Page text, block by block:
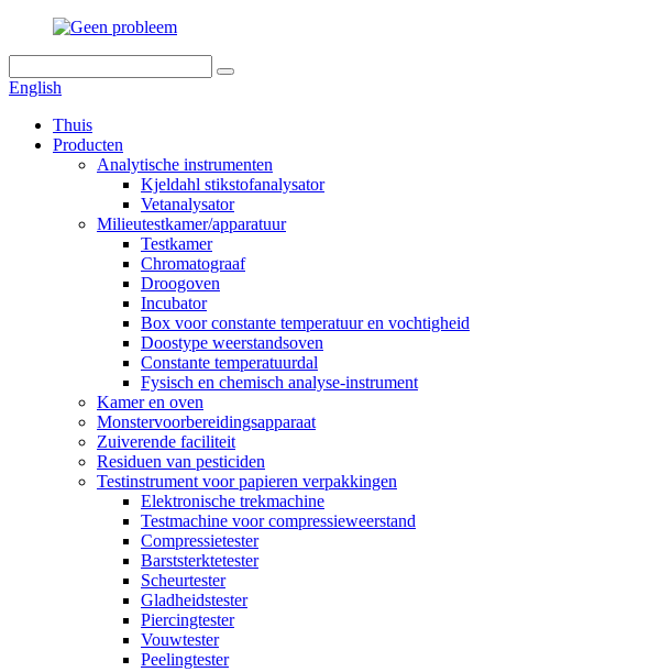
English
Thuis
Producten
Analytische instrumenten
Kjeldahl stikstofanalysator
Vetanalysator
Milieutestkamer/apparatuur
Testkamer
Chromatograaf
Droogoven
Incubator
Box voor constante temperatuur en vochtigheid
Doostype weerstandsoven
Constante temperatuurdal
Fysisch en chemisch analyse-instrument
Kamer en oven
Monstervoorbereidingsapparaat
Zuiverende faciliteit
Residuen van pesticiden
Testinstrument voor papieren verpakkingen
Elektronische trekmachine
Testmachine voor compressieweerstand
Compressietester
Barststerktetester
Scheurtester
Gladheidstester
Piercingtester
Vouwtester
Peelingtester